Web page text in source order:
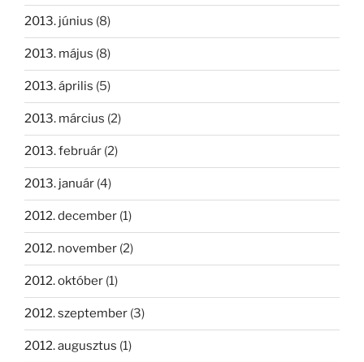
2013. június (8)
2013. május (8)
2013. április (5)
2013. március (2)
2013. február (2)
2013. január (4)
2012. december (1)
2012. november (2)
2012. október (1)
2012. szeptember (3)
2012. augusztus (1)